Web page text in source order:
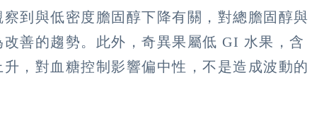
到與低密度膽固醇下降有關，對總膽固醇與
善的趨勢。此外，奇異果屬低 GI 水果，含
，對血糖控制影響偏中性，不是造成波動的